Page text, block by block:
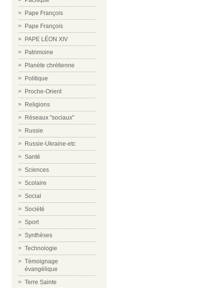
Pape François
Pape François
PAPE LÉON XIV
Patrimoine
Planète chrétienne
Politique
Proche-Orient
Religions
Réseaux "sociaux"
Russie
Russie-Ukraine-etc
Santé
Sciences
Scolaire
Social
Société
Sport
Synthèses
Technologie
Témoignage
évangélique
Terre Sainte